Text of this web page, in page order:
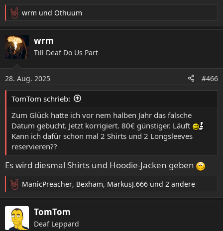
R
e
a
k
t
n
e
wrm und Othuum
wrm
Till Deaf Do Us Part
28. Aug. 2025 #466
TomTom schrieb:
Zum Glück hatte ich vor nem halben Jahr das falsche
Datum gebucht. Jetzt korrigiert. 80€ günstiger. Läuft
Kann ich dafür schon mal 2 Shirts und 2 Longsleeves
reservieren??
Es wird diesmal Shirts und Hoodie-Jacken geben
R
e
a
k
t
ManicPreacher, Bexham, MarkusJ.666 und 2 andere
TomTom
Deaf Leppard